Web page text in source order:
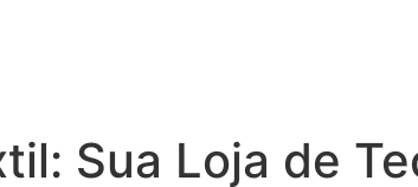
Sua Loja de